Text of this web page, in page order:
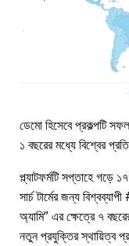
ডেমো হিসেবে প্রকল্পটি
১ বছরের মধ্যে বিশ্বের
প্ল্যাটফর্মটি সপ্তাহে গড়ে
সার্চ টার্মের জন্য
অ্যামি এর ক্ষেত্রে ৭
নতুন প্রযুক্তির স্থায়িত্ব